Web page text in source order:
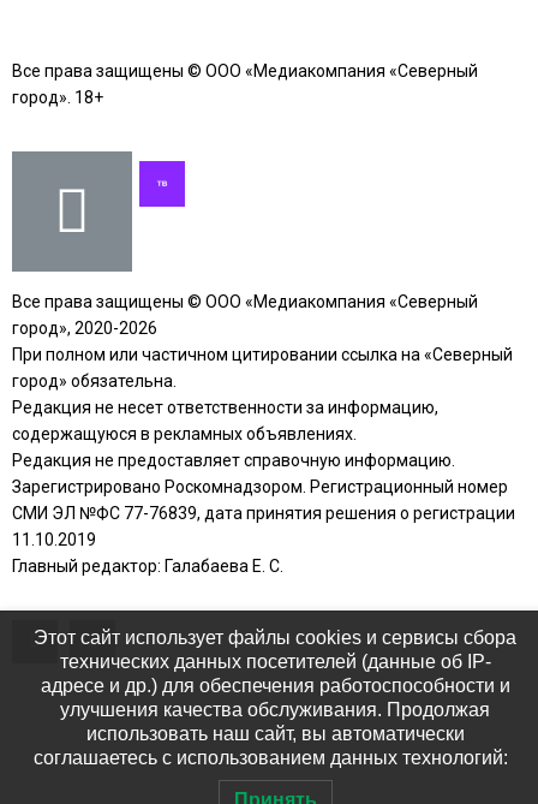
Все права защищены © ООО «Медиакомпания «Северный
город». 18+
Все права защищены © ООО «Медиакомпания «Северный
город», 2020-2026
При полном или частичном цитировании ссылка на «Северный
город» обязательна.
Редакция не несет ответственности за информацию,
содержащуюся в рекламных объявлениях.
Редакция не предоставляет справочную информацию.
Зарегистрировано Роскомнадзором. Регистрационный номер
СМИ ЭЛ №ФС 77-76839, дата принятия решения о регистрации
11.10.2019
Главный редактор: Галабаева Е. С.
Этот сайт использует файлы cookies и сервисы сбора
технических данных посетителей (данные об IP-
адресе и др.) для обеспечения работоспособности и
улучшения качества обслуживания. Продолжая
использовать наш сайт, вы автоматически
соглашаетесь с использованием данных технологий: